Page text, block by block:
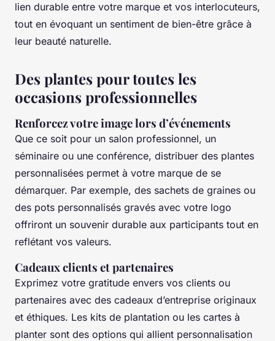
lien durable entre votre marque et vos interlocuteurs,
tout en évoquant un sentiment de bien-être grâce à
leur beauté naturelle.
Des plantes pour toutes les
occasions professionnelles
Renforcez votre image lors d’événements
Que ce soit pour un salon professionnel, un
séminaire ou une conférence, distribuer des plantes
personnalisées permet à votre marque de se
démarquer. Par exemple, des sachets de graines ou
des pots personnalisés gravés avec votre logo
offriront un souvenir durable aux participants tout en
reflétant vos valeurs.
Cadeaux clients et partenaires
Exprimez votre gratitude envers vos clients ou
partenaires avec des cadeaux d’entreprise originaux
et éthiques. Les kits de plantation ou les cartes à
planter sont des options qui allient personnalisation